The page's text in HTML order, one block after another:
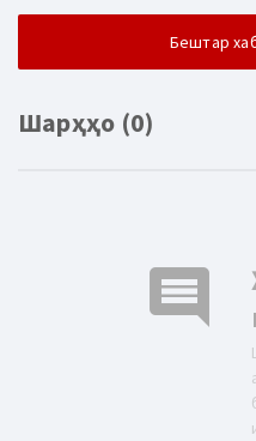
Бештар
Шарҳҳо (0)
comment